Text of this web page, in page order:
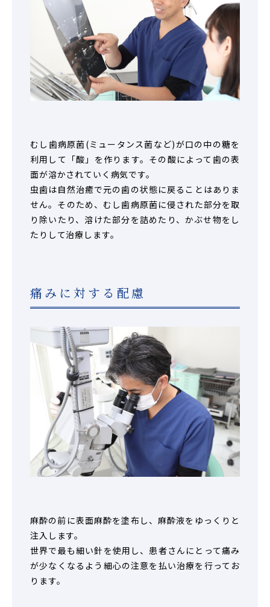
むし歯病原菌(ミュータンス菌など)が口の中の糖を
利用して「酸」を作ります。その酸によって歯の表
面が溶かされていく病気です。
虫歯は自然治癒で元の歯の状態に戻ることはありま
せん。そのため、むし歯病原菌に侵された部分を取
り除いたり、溶けた部分を詰めたり、かぶせ物をし
たりして治療します。
痛みに対する配慮
麻酔の前に表面麻酔を塗布し、麻酔液をゆっくりと
注入します。
世界で最も細い針を使用し、患者さんにとって痛み
が少なくなるよう細心の注意を払い治療を行ってお
ります。